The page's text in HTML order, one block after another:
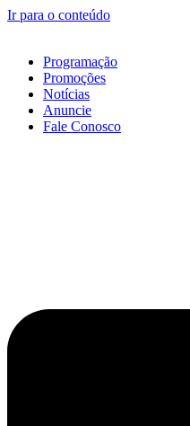
Ir para o conteúdo
Programação
Promoções
Notícias
Anuncie
Fale Conosco